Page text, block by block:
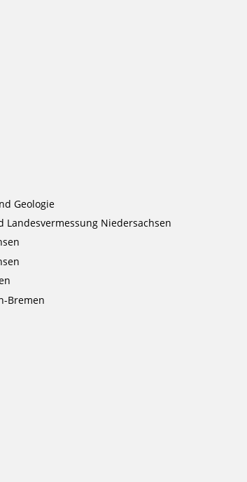
Geologie
Niedersachsen
Bremen